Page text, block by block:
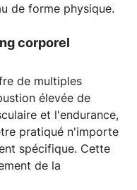
de forme physique.
corporel
de multiples
élevée de
et l'endurance,
pratiqué n'importe
spécifique. Cette
de la